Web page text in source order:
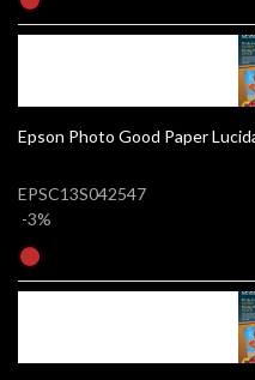
EPSC13S042547
-3%